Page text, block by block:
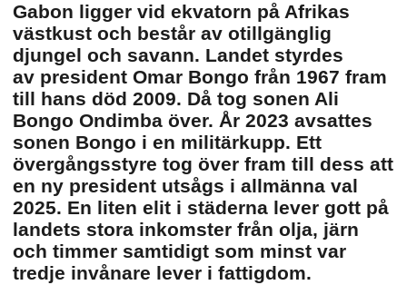
Gabon ligger vid ekvatorn på Afrikas
västkust och består av otillgänglig
djungel och savann. Landet styrdes
av president Omar Bongo från 1967 fram
till hans död 2009. Då tog sonen Ali
Bongo Ondimba över. År 2023 avsattes
sonen Bongo i en militärkupp. Ett
övergångsstyre tog över fram till dess att
en ny president utsågs i allmänna val
2025. En liten elit i städerna lever gott på
landets stora inkomster från olja, järn
och timmer samtidigt som minst var
tredje invånare lever i fattigdom.